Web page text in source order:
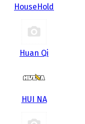
HouseHold
Huan Qi
HUI NA